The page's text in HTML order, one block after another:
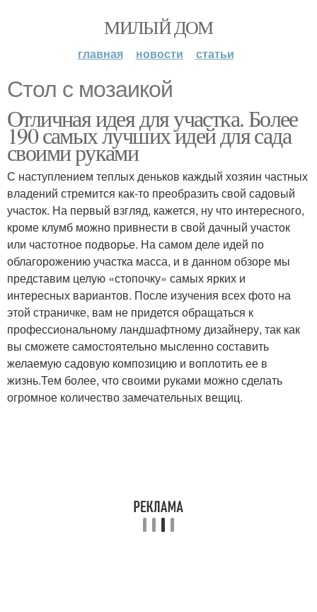
МИЛЫЙ ДОМ
главная новости статьи
Стол с мозаикой
Отличная идея для участка. Более
190 самых лучших идей для сада
своими руками
С наступлением теплых деньков каждый хозяин частных
владений стремится как-то преобразить свой садовый
участок. На первый взгляд, кажется, ну что интересного,
кроме клумб можно привнести в свой дачный участок
или частотное подворье. На самом деле идей по
облагорожению участка масса, и в данном обзоре мы
представим целую «стопочку» самых ярких и
интересных вариантов. После изучения всех фото на
этой страничке, вам не придется обращаться к
профессиональному ландшафтному дизайнеру, так как
вы сможете самостоятельно мысленно составить
желаемую садовую композицию и воплотить ее в
жизнь.Тем более, что своими руками можно сделать
огромное количество замечательных вещиц.